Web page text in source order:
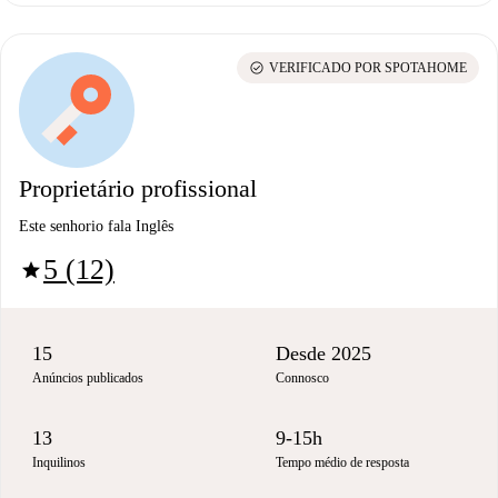
Proprietário profissional
Este senhorio fala Inglês
star5 (12)
check_circle VERIFICADO POR SPOTAHOME
15
Anúncios publicados
Desde 2025
Connosco
13
Inquilinos
9-15h
Tempo médio de resposta